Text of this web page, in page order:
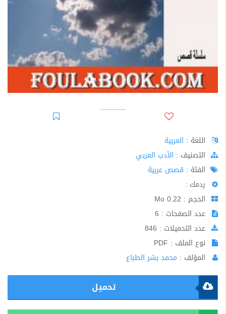
اللغة : العربية
اﻟﺘﺼﻨﻴﻒ : الأدب العربي
الفئة : قصص عربية
ردمك :
الحجم : 0.22 Mo
عدد الصفحات : 6
عدد التحميلات : 846
نوع الملف : PDF
المؤلف : محمد بشر الطباع
تحميل